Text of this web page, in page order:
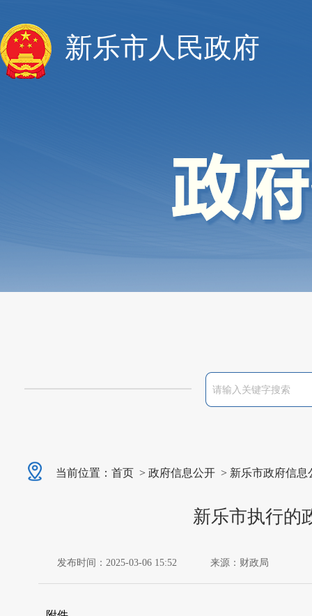
新乐市人民政府
当前位置： 首页 > 政府信息公开 > 新乐市政府信息
新乐市执行的
发布时间：2025-03-06 15:52 来源：财政局